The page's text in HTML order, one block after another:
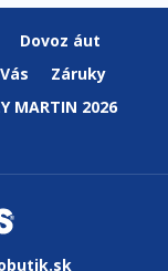
Dovoz áut
Záruky
MARTIN 2026